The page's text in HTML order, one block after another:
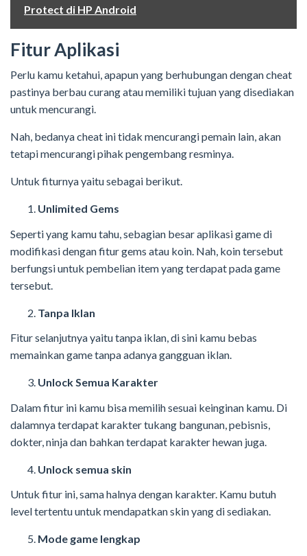
Protect di HP Android
Fitur Aplikasi
Perlu kamu ketahui, apapun yang berhubungan dengan cheat
pastinya berbau curang atau memiliki tujuan yang disediakan
untuk mencurangi.
Nah, bedanya cheat ini tidak mencurangi pemain lain, akan
tetapi mencurangi pihak pengembang resminya.
Untuk fiturnya yaitu sebagai berikut.
Unlimited Gems
Seperti yang kamu tahu, sebagian besar aplikasi game di
modifikasi dengan fitur gems atau koin. Nah, koin tersebut
berfungsi untuk pembelian item yang terdapat pada game
tersebut.
Tanpa Iklan
Fitur selanjutnya yaitu tanpa iklan, di sini kamu bebas
memainkan game tanpa adanya gangguan iklan.
Unlock Semua Karakter
Dalam fitur ini kamu bisa memilih sesuai keinginan kamu. Di
dalamnya terdapat karakter tukang bangunan, pebisnis,
dokter, ninja dan bahkan terdapat karakter hewan juga.
Unlock semua skin
Untuk fitur ini, sama halnya dengan karakter. Kamu butuh
level tertentu untuk mendapatkan skin yang di sediakan.
Mode game lengkap